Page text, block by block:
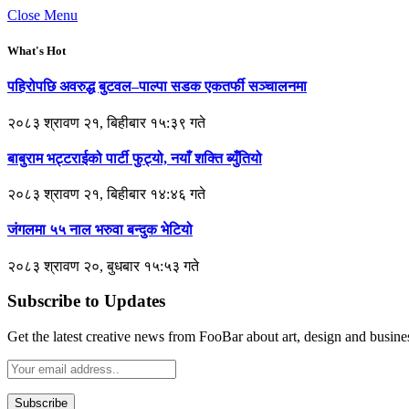
Close Menu
What's Hot
पहिरोपछि अवरुद्ध बुटवल–पाल्पा सडक एकतर्फी सञ्चालनमा
२०८३ श्रावण २१, बिहीबार १५:३९ गते
बाबुराम भट्टराईको पार्टी फुट्यो, नयाँ शक्ति ब्युँतियो
२०८३ श्रावण २१, बिहीबार १४:४६ गते
जंगलमा ५५ नाल भरुवा बन्दुक भेटियो
२०८३ श्रावण २०, बुधबार १५:५३ गते
Subscribe to Updates
Get the latest creative news from FooBar about art, design and